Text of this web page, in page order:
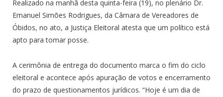
Realizado na manhã desta quinta-feira (19), no plenário Dr.
Emanuel Simões Rodrigues, da Câmara de Vereadores de
Óbidos, no ato, a Justiça Eleitoral atesta que um político está
apto para tomar posse.
A cerimônia de entrega do documento marca o fim do ciclo
eleitoral e acontece após apuração de votos e encerramento
do prazo de questionamentos jurídicos. “Hoje é um dia de